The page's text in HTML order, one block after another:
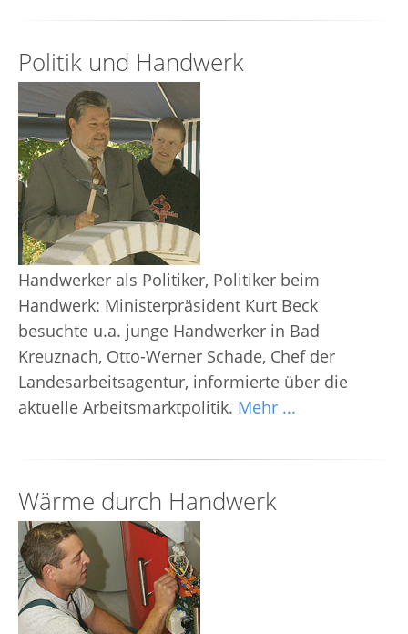
Politik und Handwerk
Handwerker als Politiker, Politiker beim
Handwerk: Ministerpräsident Kurt Beck
besuchte u.a. junge Handwerker in Bad
Kreuznach, Otto-Werner Schade, Chef der
Landesarbeitsagentur, informierte über die
aktuelle Arbeitsmarktpolitik. Mehr ...
Wärme durch Handwerk